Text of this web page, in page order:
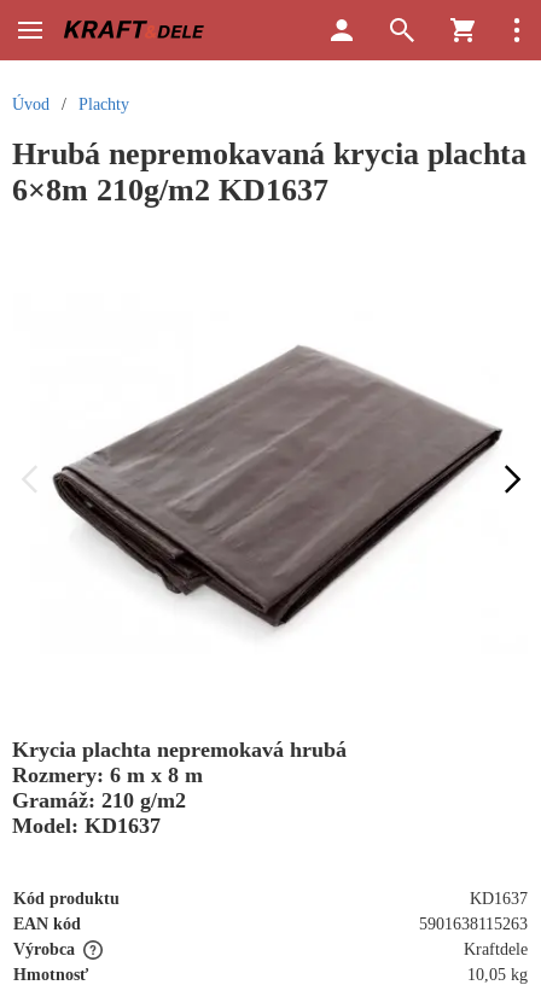
Úvod / Plachty
Hrubá nepremokavaná krycia plachta
6×8m 210g/m2 KD1637
Krycia plachta nepremokavá hrubá
Rozmery: 6 m x 8 m
Gramáž: 210 g/m2
Model: KD1637
Kód produktu
KD1637
EAN kód
5901638115263
Výrobca
Kraftdele
Hmotnosť
10,05 kg